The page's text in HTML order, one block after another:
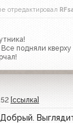
отредактировал
подняли кверху
[ссылка]